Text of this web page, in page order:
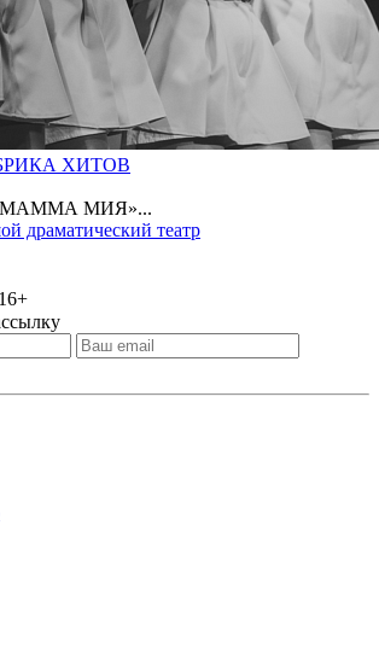
ХИТОВ
«МАММА МИЯ»...
драматический театр
16+